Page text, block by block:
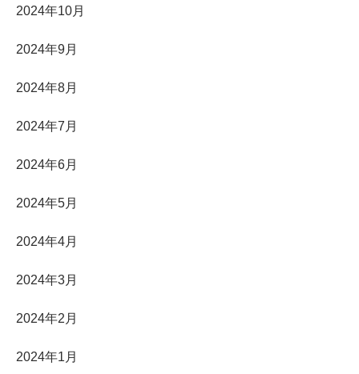
2024年10月
2024年9月
2024年8月
2024年7月
2024年6月
2024年5月
2024年4月
2024年3月
2024年2月
2024年1月